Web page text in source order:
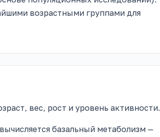
возрастными группами для
вес, рост и уровень активности.
базальный метаболизм —